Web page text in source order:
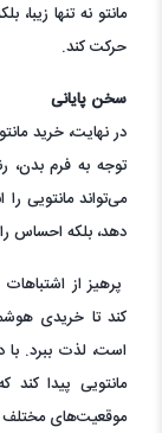
مانتو نه تنها
حرکت کند.
سخن پایانی
در نهایت، خرید
توجه به فرم
می‌تواند مانتویی
دهد، بلکه احساس
پرهیز از
کند تا خریدی
است، لذت ببرد. با
مانتویی پیدا
موقعیت‌های مختلف